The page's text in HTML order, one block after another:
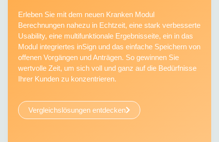
Erleben Sie mit dem neuen Kranken Modul
Berechnungen nahezu in Echtzeit, eine stark verbesserte
Usability, eine multifunktionale Ergebnisseite, ein in das
Modul integriertes inSign und das einfache Speichern von
offenen Vorgängen und Anträgen. So gewinnen Sie
wertvolle Zeit, um sich voll und ganz auf die Bedürfnisse
Ihrer Kunden zu konzentrieren.
Vergleichslösungen entdecken